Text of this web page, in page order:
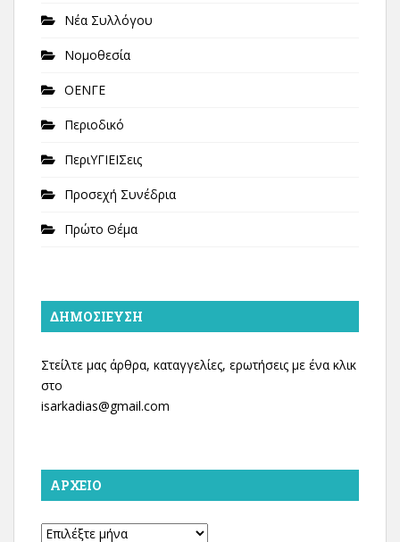
Νέα Συλλόγου
Νομοθεσία
ΟΕΝΓΕ
Περιοδικό
ΠεριΥΓΙΕΙΣεις
Προσεχή Συνέδρια
Πρώτο Θέμα
ΔΗΜΟΣΊΕΥΣΗ
Στείλτε μας άρθρα, καταγγελίες, ερωτήσεις με ένα κλικ
στο
isarkadias@gmail.com
ΑΡΧΕΊΟ
Αρχείο